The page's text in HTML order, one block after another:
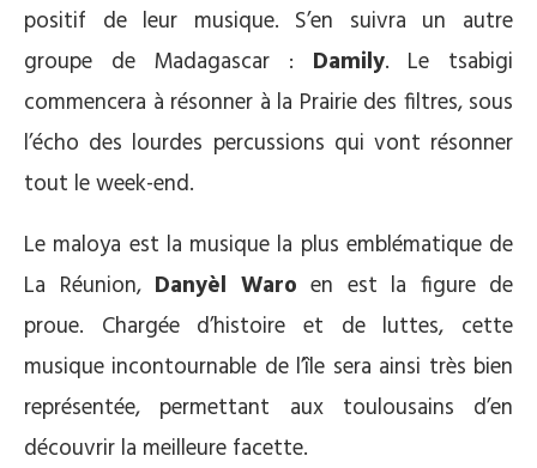
positif de leur musique. S’en suivra un autre
groupe de Madagascar : Damily. Le tsabigi
commencera à résonner à la Prairie des filtres, sous
l’écho des lourdes percussions qui vont résonner
tout le week-end.
Le maloya est la musique la plus emblématique de
La Réunion, Danyèl Waro en est la figure de
proue. Chargée d’histoire et de luttes, cette
musique incontournable de l’île sera ainsi très bien
représentée, permettant aux toulousains d’en
découvrir la meilleure facette.